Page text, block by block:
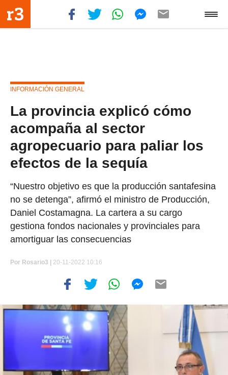
INFORMACIÓN GENERAL
La provincia explicó cómo
acompaña al sector
agropecuario para paliar los
efectos de la sequía
“Nuestro objetivo es que la producción santafesina
no se detenga”, afirmó el ministro de Producción,
Daniel Costamagna. La cartera a su cargo
gestiona fondos nacionales y provinciales para
amortiguar las consecuencias
Por Rosario3 | 20-11-2022 10:16